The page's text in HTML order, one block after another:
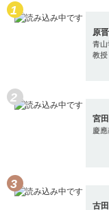
原晋
青山
教授
宮
慶
古